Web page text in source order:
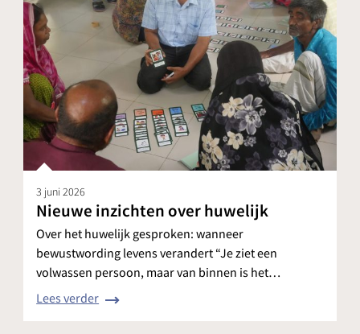
3 juni 2026
Nieuwe inzichten over huwelijk
Over het huwelijk gesproken: wanneer
bewustwording levens verandert “Je ziet een
volwassen persoon, maar van binnen is het…
Lees verder